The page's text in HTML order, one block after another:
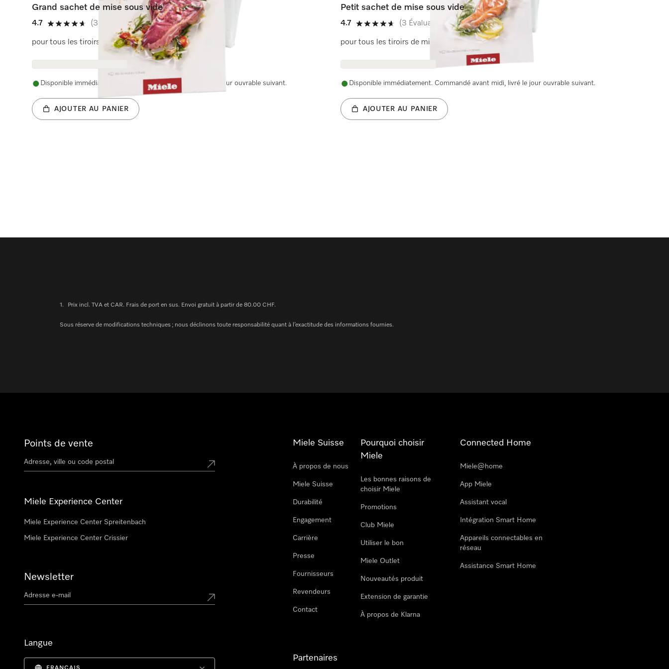
Grand sachet de mise sous vide
4.7
4.7 de 5 étoiles
(3 Évaluations)
pour tous les tiroirs de mise sous vide Miele.
Disponible immédiatement. Commandé avant midi, livré le jour ouvrable suivant.
AJOUTER AU PANIER
Petit sachet de mise sous vide
4.7
4.7 de 5 étoiles
(3 Évaluations)
pour tous les tiroirs de mise sous vide Miele.
Disponible immédiatement. Commandé avant midi, livré le jour ouvrable suivant.
AJOUTER AU PANIER
1. Prix incl. TVA et CAR. Frais de port en sus. Envoi gratuit à partir de 80.00 CHF.
Sous réserve de modifications techniques ; nous déclinons toute responsabilité quant à l’exactitude des informations fournies.
Points de vente
Miele Experience Center
Miele Experience Center Spreitenbach
Miele Experience Center Crissier
Newsletter
Langue
Miele Suisse
À propos de nous
Miele Suisse
Durabilité
Engagement
Carrière
Presse
Fournisseurs
Revendeurs
Contact
Pourquoi choisir
Miele
Les bonnes raisons de
choisir Miele
Promotions
Club Miele
Utiliser le bon
Miele Outlet
Nouveautés produit
Extension de garantie
À propos de Klarna
Connected Home
Miele@home
App Miele
Assistant vocal
Intégration Smart Home
Appareils connectables en
réseau
Assistance Smart Home
Partenaires